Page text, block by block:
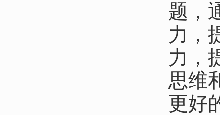
题，
力，
力，
思维
更好